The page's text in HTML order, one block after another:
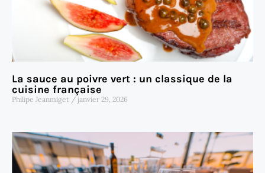
La sauce au poivre vert : un classique de la
cuisine française
Philipe Jeanmiget janvier 29, 2026